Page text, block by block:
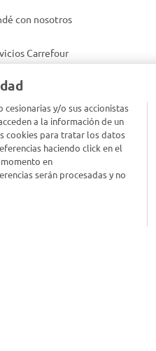
con nosotros
Carrefour
útil
de interés
cesionarias y/o sus accionistas
a la información de un
cookies para tratar los datos
haciendo click en el
en
serán procesadas y no